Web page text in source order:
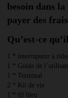
besoin dans la
payer des
Qu’est-ce
1 * interrupteur à
1 * Guide de
1 * Terminal
2 * Kit de vis
1 * fil bleu